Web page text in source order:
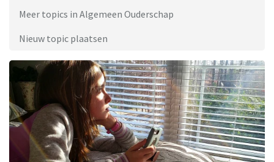
Meer topics in Algemeen Ouderschap
Nieuw topic plaatsen